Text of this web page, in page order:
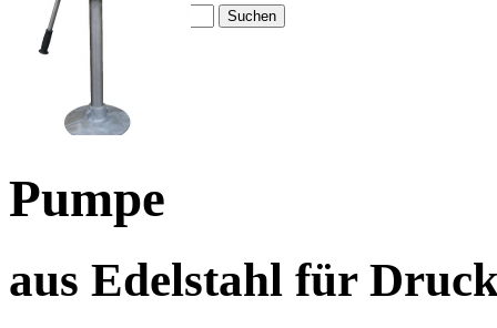
Pumpe
aus Edelstahl für